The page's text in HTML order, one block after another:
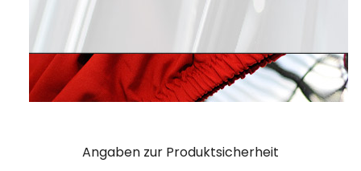
Angaben zur Produktsicherheit